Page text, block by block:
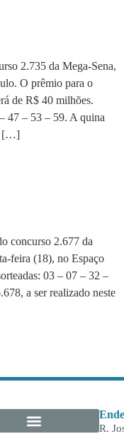
2.735 da Mega-Sena,
O prêmio para o
de R$ 40 milhões.
47 – 53 – 59. A quina
[…]
concurso 2.677 da
feira (18), no Espaço
03 – 07 – 32 –
a ser realizado neste
R.